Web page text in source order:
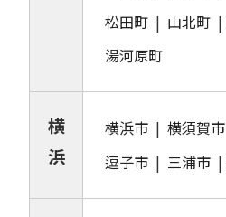
松田町
山北町
湯河原町
横
浜
横浜市 横須賀市
逗子市
三浦市